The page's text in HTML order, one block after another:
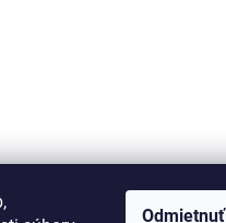
Odmietnuť